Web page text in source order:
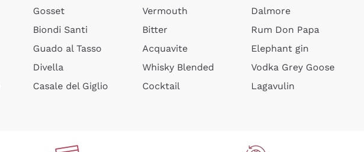
Gosset
Biondi Santi
Guado al Tasso
Divella
Casale del Giglio
Vermouth
Bitter
Acquavite
Whisky Blended
Cocktail
Dalmore
Rum Don Papa
Elephant gin
Vodka Grey Goose
Lagavulin